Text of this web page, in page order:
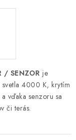
osobných údajov
Moja objednávka
/ SENZOR je
svetla 4000 K, krytím
vďaka senzoru sa
či terás.